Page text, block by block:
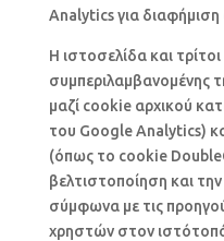
Analytics για
Η ιστοσελίδα και
συμπεριλαμβανομένης
μαζί cookie αρχικού
του Google Analytics)
(όπως το cookie
βελτιστοποίηση και
σύμφωνα με τις
χρηστών στον